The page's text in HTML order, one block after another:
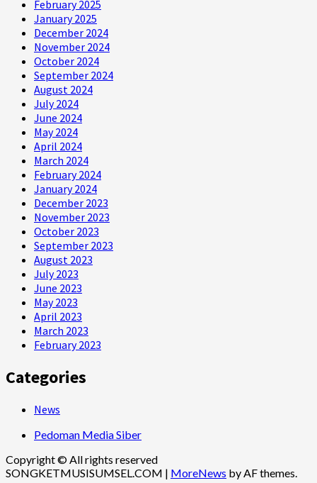
February 2025
January 2025
December 2024
November 2024
October 2024
September 2024
August 2024
July 2024
June 2024
May 2024
April 2024
March 2024
February 2024
January 2024
December 2023
November 2023
October 2023
September 2023
August 2023
July 2023
June 2023
May 2023
April 2023
March 2023
February 2023
Categories
News
Pedoman Media Siber
Copyright © All rights reserved
SONGKETMUSISUMSEL.COM | MoreNews by AF themes.